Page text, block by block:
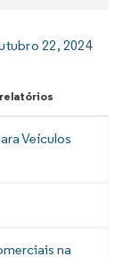
22, 2024
Veículos
na